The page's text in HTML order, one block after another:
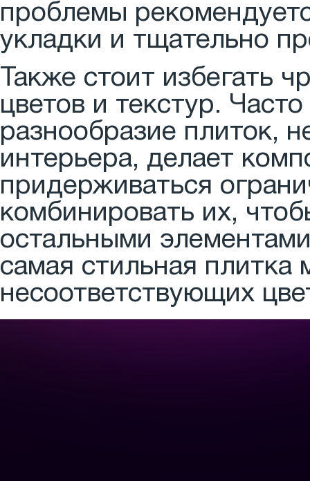
проблемы
укладки и тщательно
Также стоит избегать
цветов и текстур.
разнообразие плиток,
интерьера, делает
придерживаться
комбинировать их,
остальными
самая стильная
несоответствующих